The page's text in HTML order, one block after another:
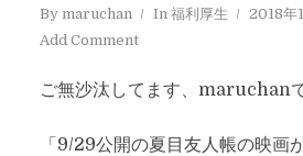
By maruchan In 福利厚生
2018年
Add Comment
ご無沙汰してます、maruchanで
「9/29公開の夏目友人帳の映画